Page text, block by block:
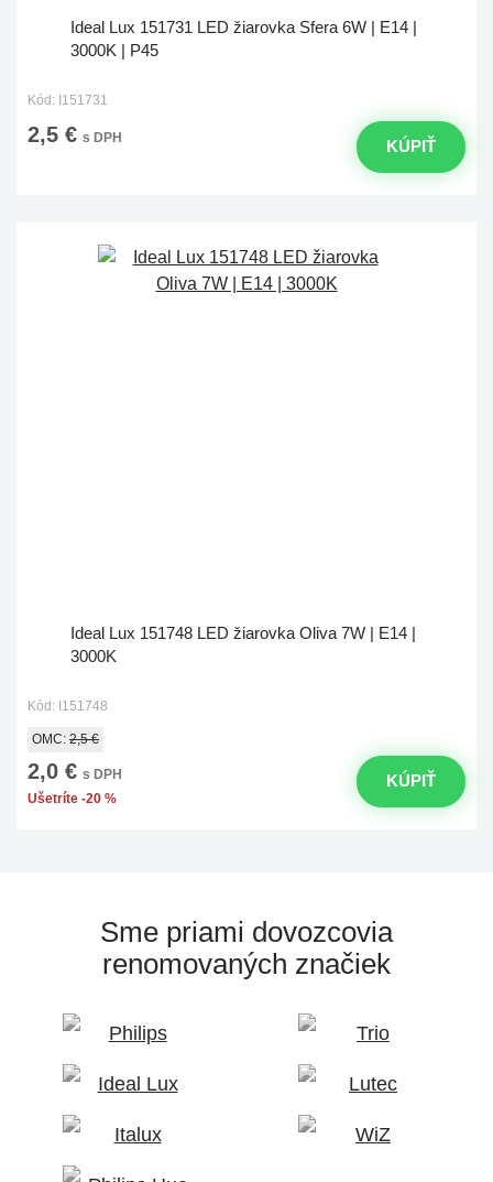
Ideal Lux 151731 LED žiarovka Sfera 6W | E14 |
3000K | P45
Kód: I151731
2,5 € s DPH KÚPIŤ
Ideal Lux 151748 LED žiarovka Oliva 7W | E14 |
3000K
Kód: I151748
OMC: 2,5 €
2,0 € s DPH
Ušetríte -20 %
KÚPIŤ
Sme priami dovozcovia
renomovaných značiek